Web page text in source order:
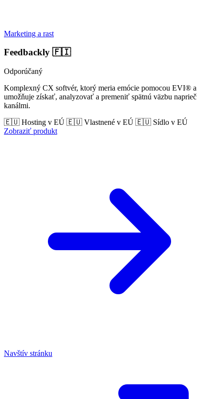
Marketing a rast
Feedbackly 🇫🇮
Odporúčaný
Komplexný CX softvér, ktorý meria emócie pomocou EVI® a
umožňuje získať, analyzovať a premeniť spätnú väzbu naprieč
kanálmi.
🇪🇺 Hosting v EÚ 🇪🇺 Vlastnené v EÚ 🇪🇺 Sídlo v EÚ
Zobraziť produkt
Navštív stránku